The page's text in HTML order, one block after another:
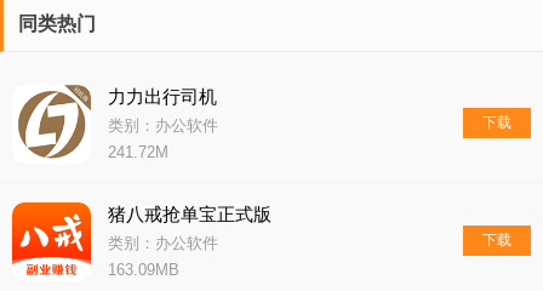
同类热门
力力出行司机
类别：办公软件
241.72M
下载
猪八戒抢单宝正式版
类别：办公软件
163.09MB
下载